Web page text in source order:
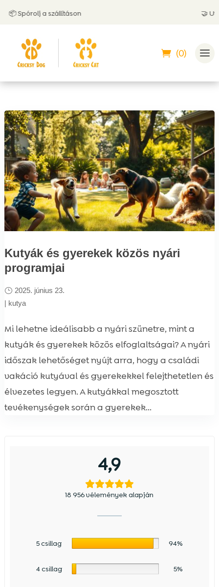
Spórolj a szállításon 🤝
(0)
Kutyák és gyerekek közös nyári
programjai
2025. június 23.
| kutya
Mi lehetne ideálisabb a nyári szünetre, mint a
kutyák és gyerekek közös elfoglaltságai? A nyári
időszak lehetőséget nyújt arra, hogy a családi
vakáció kutyával és gyerekekkel felejthetetlen és
élvezetes legyen. A kutyákkal megosztott
tevékenységek során a gyerekek...
4,9
18 956 vélemények alapján
5 csillag 94%
4 csillag 5%